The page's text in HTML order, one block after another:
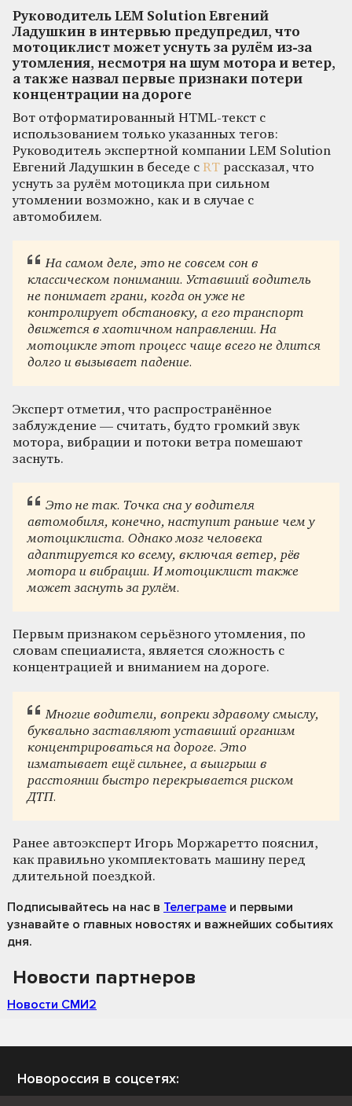
Руководитель LEM Solution Евгений
Ладушкин в интервью предупредил, что
мотоциклист может уснуть за рулём из-за
утомления, несмотря на шум мотора и ветер,
а также назвал первые признаки потери
концентрации на дороге
Вот отформатированный HTML-текст с
использованием только указанных тегов:
Руководитель экспертной компании LEM Solution
Евгений Ладушкин в беседе с RT рассказал, что
уснуть за рулём мотоцикла при сильном
утомлении возможно, как и в случае с
автомобилем.
На самом деле, это не совсем сон в
классическом понимании. Уставший водитель
не понимает грани, когда он уже не
контролирует обстановку, а его транспорт
движется в хаотичном направлении. На
мотоцикле этот процесс чаще всего не длится
долго и вызывает падение.
Эксперт отметил, что распространённое
заблуждение — считать, будто громкий звук
мотора, вибрации и потоки ветра помешают
заснуть.
Это не так. Точка сна у водителя
автомобиля, конечно, наступит раньше чем у
мотоциклиста. Однако мозг человека
адаптируется ко всему, включая ветер, рёв
мотора и вибрации. И мотоциклист также
может заснуть за рулём.
Первым признаком серьёзного утомления, по
словам специалиста, является сложность с
концентрацией и вниманием на дороге.
Многие водители, вопреки здравому смыслу,
буквально заставляют уставший организм
концентрироваться на дороге. Это
изматывает ещё сильнее, а выигрыш в
расстоянии быстро перекрывается риском
ДТП.
Ранее автоэксперт Игорь Моржаретто пояснил,
как правильно укомплектовать машину перед
длительной поездкой.
Подписывайтесь на нас в Телеграме и первыми
узнавайте о главных новостях и важнейших событиях
дня.
Новости партнеров
Новости СМИ2
Новороссия в соцсетях: